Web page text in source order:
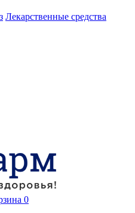
Лекарственные средства
0